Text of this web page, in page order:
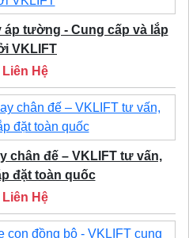
tường - Cung cấp và lắp
VKLIFT
Liên Hệ
chân đế – VKLIFT tư vấn,
đặt toàn quốc
Liên Hệ